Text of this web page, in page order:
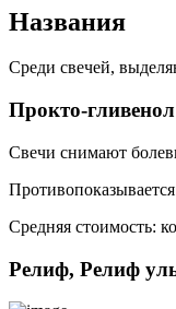
Названия
Среди свечей,
Прокто-гливенол
Свечи снимают
Средняя стоимость:
Релиф, Релиф